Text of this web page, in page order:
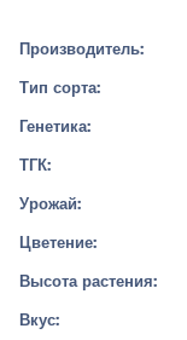
Производитель:
Тип сорта:
Генетика:
ТГК:
Урожай:
Цветение:
Высота растения:
Вкус: